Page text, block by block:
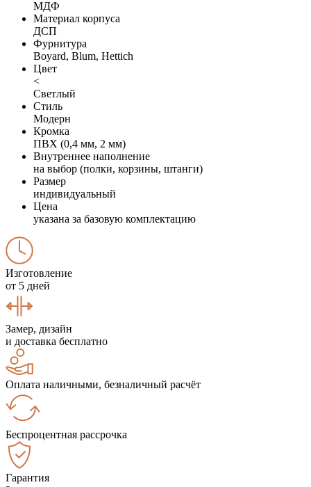
МДФ
Материал корпуса
ДСП
Фурнитура
Boyard, Blum, Hettich
Цвет
<
Светлый
Стиль
Модерн
Кромка
ПВХ (0,4 мм, 2 мм)
Внутреннее наполнение
на выбор (полки, корзины, штанги)
Размер
индивидуальный
Цена
указана за базовую комплектацию
Изготовление
от 5 дней
Замер, дизайн
и доставка бесплатно
Оплата наличными, безналичный расчёт
Беспроцентная рассрочка
Гарантия